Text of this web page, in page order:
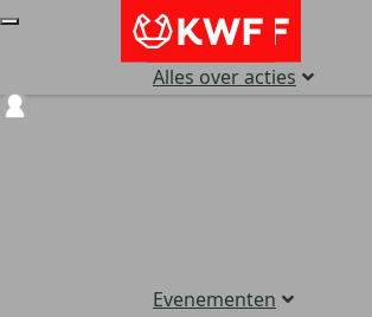
Alles over acties
Evenementen